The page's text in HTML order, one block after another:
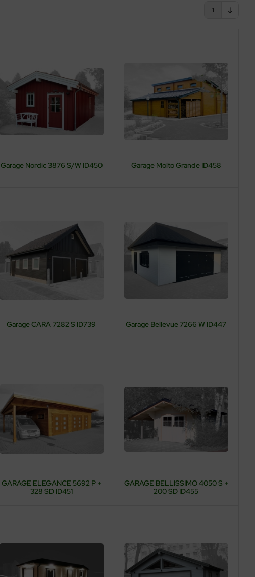
1
Garage Nordic 3876 S/W ID450 Garage Molto Grande ID458
Garage CARA 7282 S ID739 Garage Bellevue 7266 W ID447
GARAGE ELEGANCE 5692 P +
328 SD ID451
GARAGE BELLISSIMO 4050 S +
200 SD ID455